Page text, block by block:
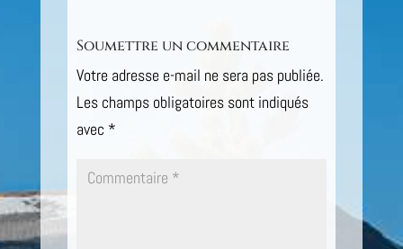
Soumettre un commentaire
Votre adresse e-mail ne sera pas publiée.
Les champs obligatoires sont indiqués
avec *